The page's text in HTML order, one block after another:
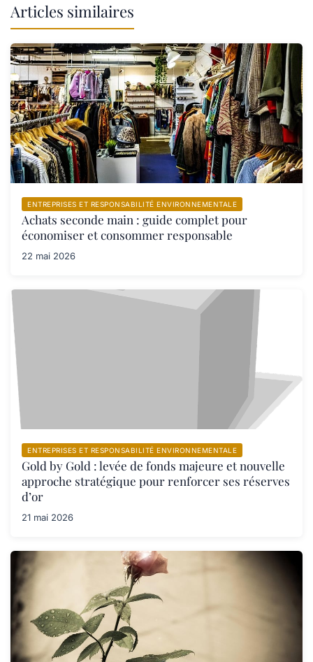
Articles similaires
ENTREPRISES ET RESPONSABILITÉ ENVIRONNEMENTALE
Achats seconde main : guide complet pour
économiser et consommer responsable
22 mai 2026
ENTREPRISES ET RESPONSABILITÉ ENVIRONNEMENTALE
Gold by Gold : levée de fonds majeure et nouvelle
approche stratégique pour renforcer ses réserves
d’or
21 mai 2026